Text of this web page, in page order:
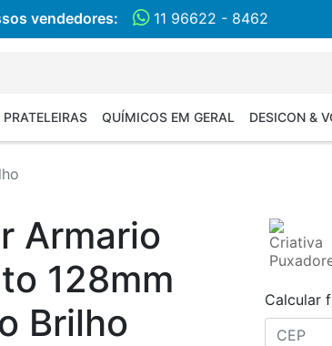
vendedores: 11 96622 - 8462
PRATELEIRAS QUÍMICOS EM GERAL DESICON &
Armario
128mm
Brilho
Calcular